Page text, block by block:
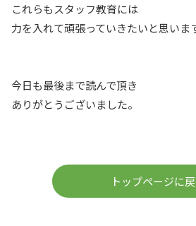
これらもスタッフ教育には
力を入れて頑張っていきたいと思いま
今日も最後まで読んで頂き
ありがとうございました。
トップページに